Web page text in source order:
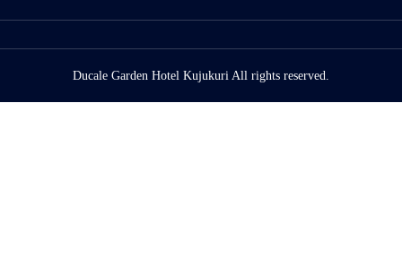
Ducale Garden Hotel Kujukuri All rights reserved.